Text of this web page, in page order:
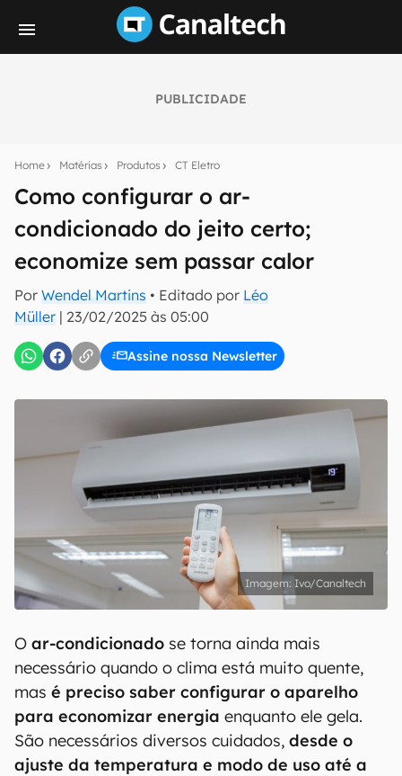
PUBLICIDADE
Home Matérias Produtos CT Eletro
Como configurar o ar-
condicionado do jeito certo;
economize sem passar calor
Por Wendel Martins • Editado por Léo
Müller | 23/02/2025 às 05:00
Assine nossa Newsletter
notícias e reviews sobre tecnologia em primeira
E-mail
inscreva-se
Confirmo que li, aceito e concordo com os Termos de
Uso e Política de Privacidade do Canaltech.
Ivo/Canaltech
O ar-condicionado se torna ainda mais
necessário quando o clima está muito quente,
mas é preciso saber configurar o aparelho
para economizar energia enquanto ele gela.
São necessários diversos cuidados, desde o
ajuste da temperatura e modo de uso até a